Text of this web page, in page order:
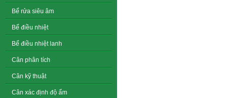
Bể rửa siêu âm
Bể điều nhiệt
Bể điều nhiệt lanh
Cân phân tích
Cân kỹ thuật
Cân xác định độ ẩm